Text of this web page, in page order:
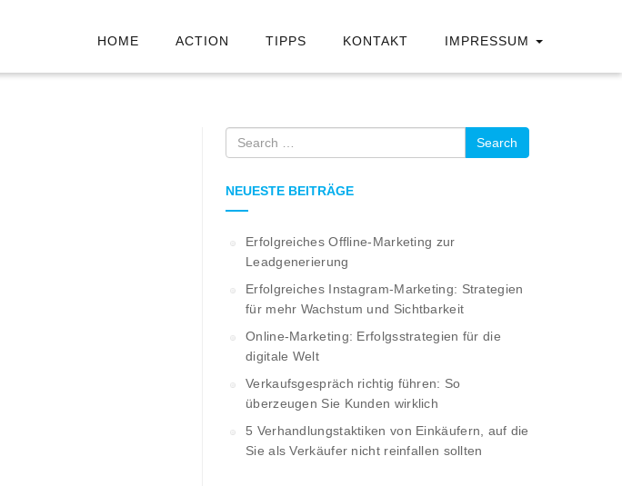
HOME ACTION TIPPS KONTAKT IMPRESSUM
Search
NEUESTE BEITRÄGE
Erfolgreiches Offline-Marketing zur
Leadgenerierung
Erfolgreiches Instagram-Marketing: Strategien
für mehr Wachstum und Sichtbarkeit
Online-Marketing: Erfolgsstrategien für die
digitale Welt
Verkaufsgespräch richtig führen: So
überzeugen Sie Kunden wirklich
5 Verhandlungstaktiken von Einkäufern, auf die
Sie als Verkäufer nicht reinfallen sollten